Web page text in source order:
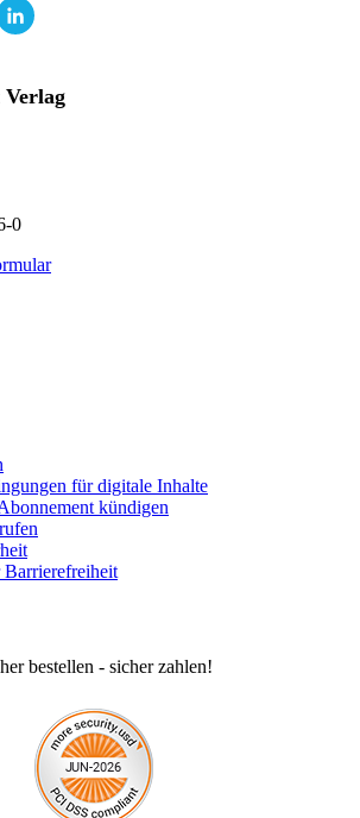
0
für digitale Inhalte
kündigen
bestellen - sicher zahlen!